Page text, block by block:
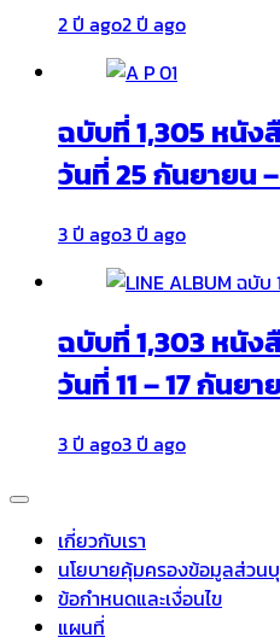
2 ปี ago2 ปี ago
ฉบับที่ 1,305 หนั
วันที่ 25 กันยายน
3 ปี ago3 ปี ago
ฉบับที่ 1,303 หนั
วันที่ 11 – 17 กันย
3 ปี ago3 ปี ago
เกี่ยวกับเรา
นโยบายคุ้มครองข้อมูลส่วน
ข้อกำหนดและเงื่อนไข
แผนที่